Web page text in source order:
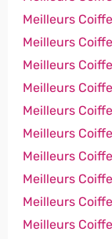
Meilleurs
Meilleurs
Meilleurs
Meilleurs
Meilleurs
Meilleurs
Meilleurs
Meilleurs
Meilleurs
Meilleurs